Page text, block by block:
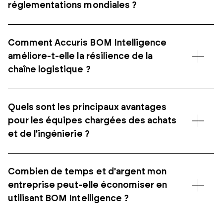
réglementations mondiales ?
Comment Accuris BOM Intelligence
améliore-t-elle la résilience de la
chaîne logistique ?
Quels sont les principaux avantages
pour les équipes chargées des achats
et de l'ingénierie ?
Combien de temps et d'argent mon
entreprise peut-elle économiser en
utilisant BOM Intelligence ?